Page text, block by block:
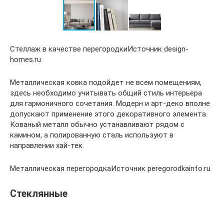
Стеллаж в качестве перегородкиИсточник design-
homes.ru
Металлическая ковка подойдет не всем помещениям,
здесь необходимо учитывать общий стиль интерьера
для гармоничного сочетания. Модерн и арт-деко вполне
допускают применение этого декоративного элемента.
Кованый металл обычно устанавливают рядом с
камином, а полированную сталь используют в
направлении хай-тек.
Металлическая перегородкаИсточник peregorodkainfo.ru
Стеклянные